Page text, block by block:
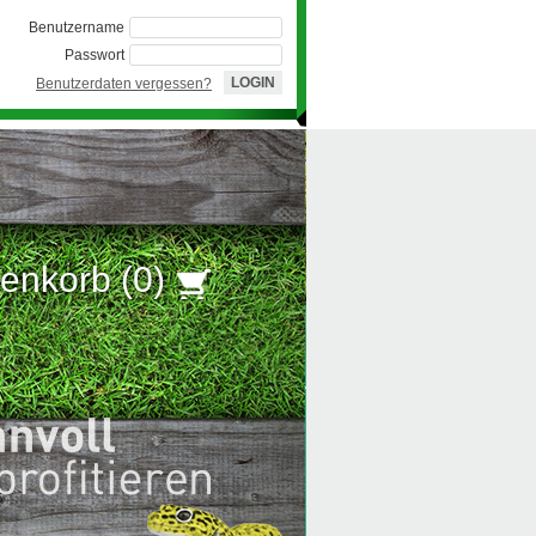
Benutzername
Passwort
Benutzerdaten vergessen?
(0)